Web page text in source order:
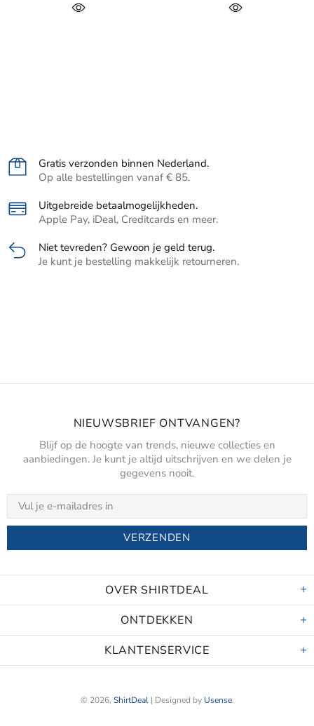
Gratis verzonden binnen Nederland.
Op alle bestellingen vanaf € 85.
Uitgebreide betaalmogelijkheden.
Apple Pay, iDeal, Creditcards en meer.
Niet tevreden? Gewoon je geld terug.
Je kunt je bestelling makkelijk retourneren.
NIEUWSBRIEF ONTVANGEN?
Blijf op de hoogte van trends, nieuwe collecties en
aanbiedingen. Je kunt je altijd uitschrijven en we delen je
gegevens nooit.
OVER SHIRTDEAL
ONTDEKKEN
KLANTENSERVICE
© 2026, ShirtDeal| Designed by Usense.